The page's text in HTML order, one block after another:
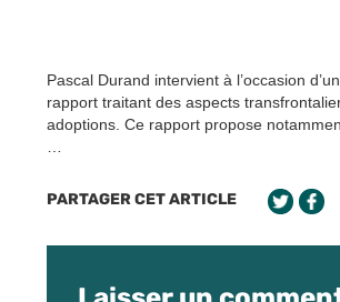
Pascal Durand intervient à l’occasion
rapport traitant des aspects
adoptions. Ce rapport propose
PARTAGER CET ARTICLE